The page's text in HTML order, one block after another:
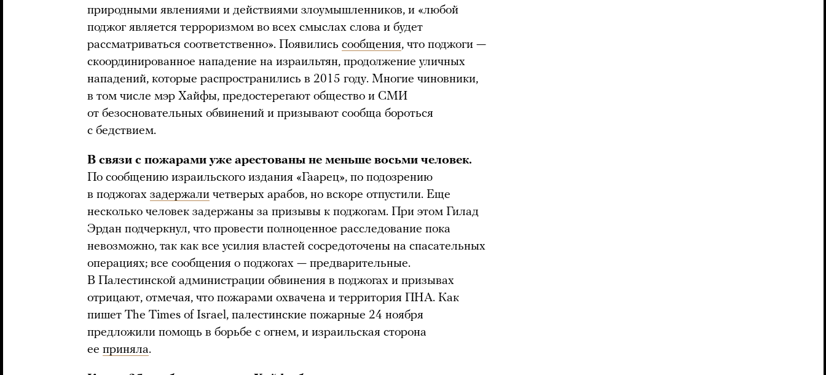
природными явлениями и действиями злоумышленников, и «любой
поджог является терроризмом во всех смыслах слова и будет
рассматриваться соответственно». Появились сообщения, что поджоги —
скоординированное нападение на израильтян, продолжение уличных
нападений, которые распространились в 2015 году. Многие чиновники,
в том числе мэр Хайфы, предостерегают общество и СМИ
от безосновательных обвинений и призывают сообща бороться
с бедствием.
В связи с пожарами уже арестованы не меньше восьми человек.
По сообщению израильского издания «Гаарец», по подозрению
в поджогах задержали четверых арабов, но вскоре отпустили. Еще
несколько человек задержаны за призывы к поджогам. При этом Гилад
Эрдан подчеркнул, что провести полноценное расследование пока
невозможно, так как все усилия властей сосредоточены на спасательных
операциях; все сообщения о поджогах — предварительные.
В Палестинской администрации обвинения в поджогах и призывах
отрицают, отмечая, что пожарами охвачена и территория ПНА. Как
пишет The Times of Israel, палестинские пожарные 24 ноября
предложили помощь в борьбе с огнем, и израильская сторона
ее приняла.